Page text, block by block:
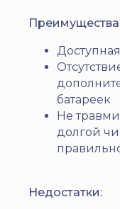
батареек
Не
долгой
Недостатки: